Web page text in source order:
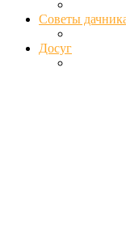
Советы
Досуг